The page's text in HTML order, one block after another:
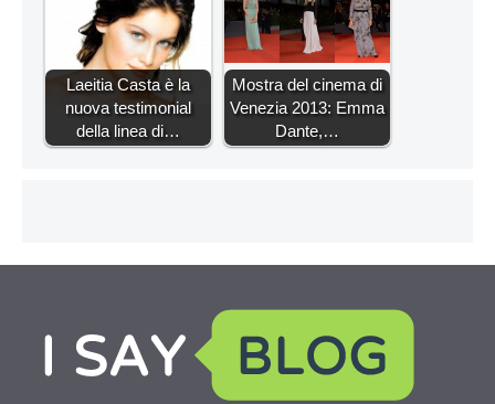
Laeitia Casta è la
nuova testimonial
della linea di…
Mostra del cinema di
Venezia 2013: Emma
Dante,…